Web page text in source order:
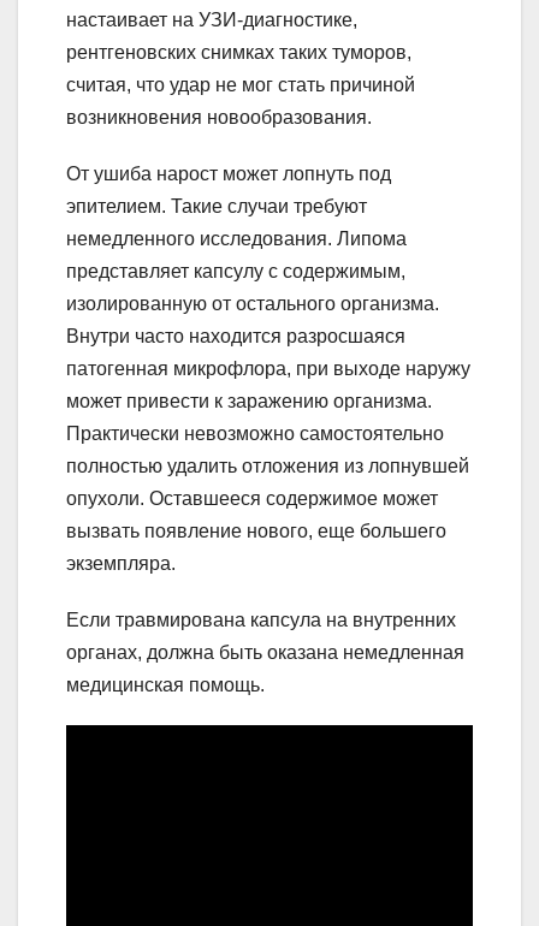
настаивает на УЗИ-диагностике,
рентгеновских снимках таких туморов,
считая, что удар не мог стать причиной
возникновения новообразования.
От ушиба нарост может лопнуть под
эпителием. Такие случаи требуют
немедленного исследования. Липома
представляет капсулу с содержимым,
изолированную от остального организма.
Внутри часто находится разросшаяся
патогенная микрофлора, при выходе наружу
может привести к заражению организма.
Практически невозможно самостоятельно
полностью удалить отложения из лопнувшей
опухоли. Оставшееся содержимое может
вызвать появление нового, еще большего
экземпляра.
Если травмирована капсула на внутренних
органах, должна быть оказана немедленная
медицинская помощь.